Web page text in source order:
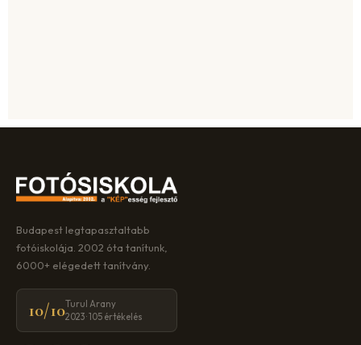
Budapest legtapasztaltabb
fotóiskolája. 2002 óta tanítunk,
6000+ elégedett tanítvány.
10/10Turul Arany
2023 · 105 értékelés